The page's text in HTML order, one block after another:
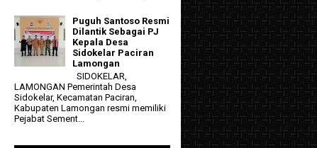
Puguh Santoso Resmi
Dilantik Sebagai PJ
Kepala Desa
Sidokelar Paciran
Lamongan
SIDOKELAR,
LAMONGAN Pemerintah Desa
Sidokelar, Kecamatan Paciran,
Kabupaten Lamongan resmi memiliki
Pejabat Sement...